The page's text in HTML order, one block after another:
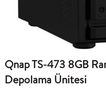
Qnap TS-473 8GB
Depolama Ünitesi